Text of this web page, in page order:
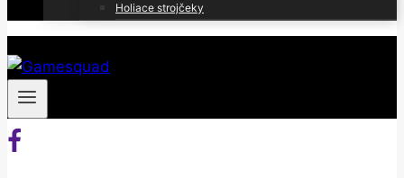
Holiace strojčeky